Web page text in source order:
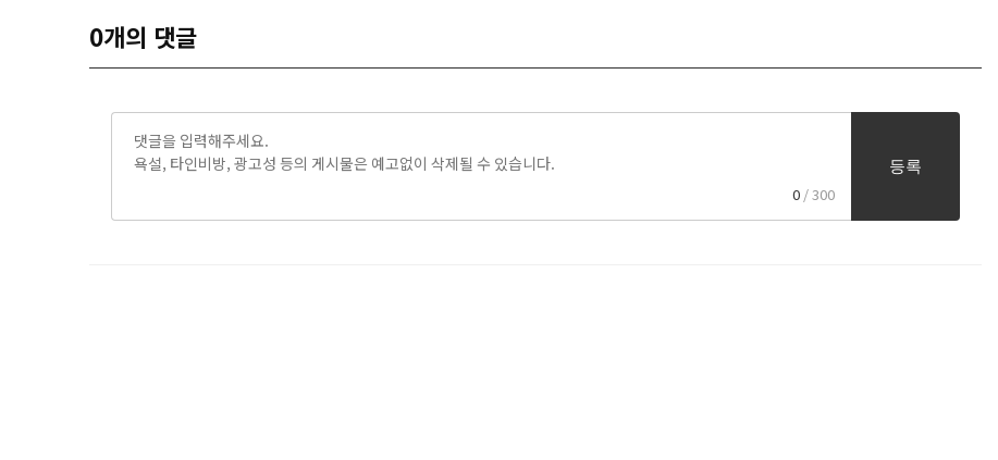
0개의 댓글
0 / 300
등록